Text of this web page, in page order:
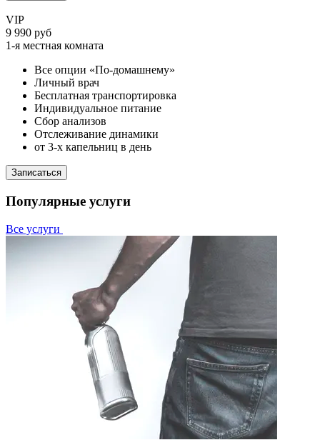
VIP
9 990 руб
1-я местная комната
Все опции «По-домашнему»
Личный врач
Бесплатная транспортировка
Индивидуальное питание
Сбор анализов
Отслеживание динамики
от 3-х капельниц в день
Записаться
Популярные услуги
Все услуги